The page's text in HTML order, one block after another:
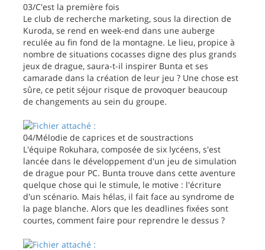
03/C'est la première fois
Le club de recherche marketing, sous la direction de
Kuroda, se rend en week-end dans une auberge
reculée au fin fond de la montagne. Le lieu, propice à
nombre de situations cocasses digne des plus grands
jeux de drague, saura-t-il inspirer Bunta et ses
camarade dans la création de leur jeu ? Une chose est
sûre, ce petit séjour risque de provoquer beaucoup
de changements au sein du groupe.
04/Mélodie de caprices et de soustractions
L'équipe Rokuhara, composée de six lycéens, s'est
lancée dans le développement d'un jeu de simulation
de drague pour PC. Bunta trouve dans cette aventure
quelque chose qui le stimule, le motive : l'écriture
d'un scénario. Mais hélas, il fait face au syndrome de
la page blanche. Alors que les deadlines fixées sont
courtes, comment faire pour reprendre le dessus ?